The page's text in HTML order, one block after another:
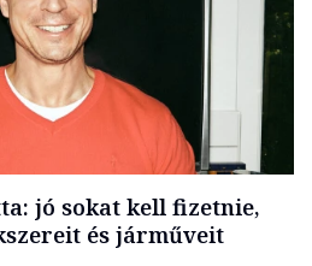
jó sokat kell fizetnie,
és járműveit